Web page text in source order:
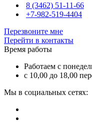
8 (3462) 51-11-66
+7-982-519-4404
Перезвоните мне
Перейти в контакты
Время работы
Работаем с
с 10,00 до 18,00
Мы в социальных сетях: